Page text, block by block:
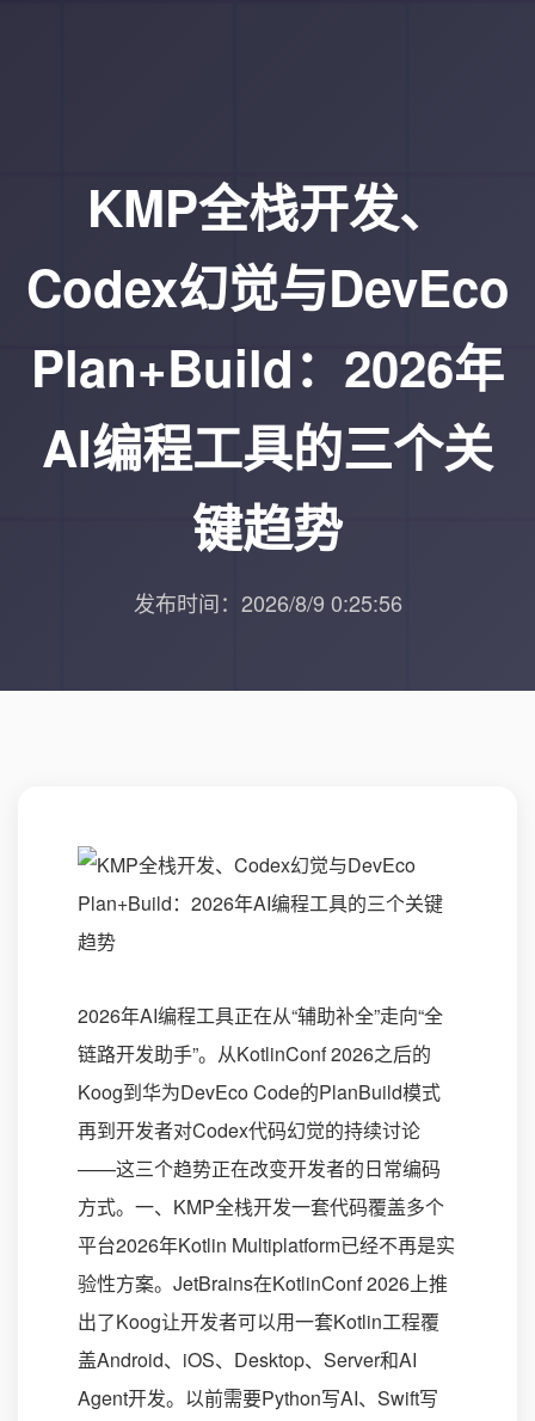
KMP全栈开发、
Codex幻觉与DevEco
Plan+Build：2026年
AI编程工具的三个关
键趋势
发布时间：2026/8/9 0:25:56
2026年AI编程工具正在从“辅助补全”走向“全
链路开发助手”。从KotlinConf 2026之后的
Koog到华为DevEco Code的PlanBuild模式
再到开发者对Codex代码幻觉的持续讨论
——这三个趋势正在改变开发者的日常编码
方式。一、KMP全栈开发一套代码覆盖多个
平台2026年Kotlin Multiplatform已经不再是实
验性方案。JetBrains在KotlinConf 2026上推
出了Koog让开发者可以用一套Kotlin工程覆
盖Android、iOS、Desktop、Server和AI
Agent开发。以前需要Python写AI、Swift写